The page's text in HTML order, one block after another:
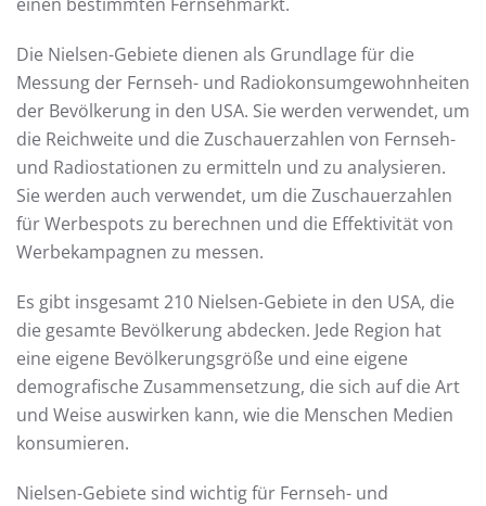
Die Nielsen-Gebiete dienen als Grundlage für die
Messung der Fernseh- und Radiokonsumgewohnheiten
der Bevölkerung in den USA. Sie werden verwendet, um
die Reichweite und die Zuschauerzahlen von Fernseh-
und Radiostationen zu ermitteln und zu analysieren.
Sie werden auch verwendet, um die Zuschauerzahlen
für Werbespots zu berechnen und die Effektivität von
Werbekampagnen zu messen.
Es gibt insgesamt 210 Nielsen-Gebiete in den USA, die
die gesamte Bevölkerung abdecken. Jede Region hat
eine eigene Bevölkerungsgröße und eine eigene
demografische Zusammensetzung, die sich auf die Art
und Weise auswirken kann, wie die Menschen Medien
konsumieren.
Nielsen-Gebiete sind wichtig für Fernseh- und